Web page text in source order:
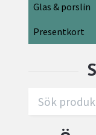
Glas & porslin
Presentkort